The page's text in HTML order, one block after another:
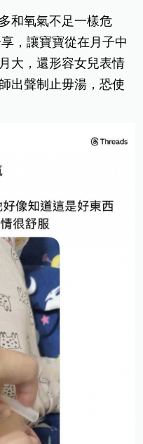
和氧氣不足一樣危
，讓寶寶從在月子中
大，還形容女兒表情
出聲制止毋湯，恐使